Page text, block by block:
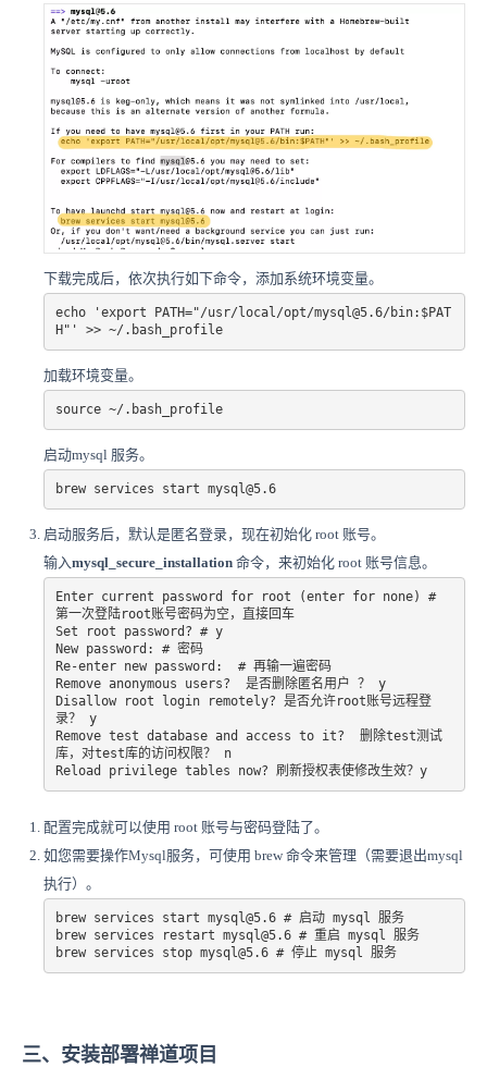
下载完成后，依次执行如下命令，添加系统环境变量。
echo 'export PATH="/usr/local/opt/mysql@5.6/bin:$PAT
H"' >> ~/.bash_profile
加载环境变量。
source ~/.bash_profile
启动mysql 服务。
brew services start mysql@5.6
启动服务后，默认是匿名登录，现在初始化 root 账号。
输入mysql_secure_installation 命令，来初始化 root 账号信息。
Enter current password for root (enter for none) #
第一次登陆root账号密码为空，直接回车
Set root password? # y
New password: # 密码
Re-enter new password:  # 再输一遍密码
Remove anonymous users?  是否删除匿名用户 ？ y
Disallow root login remotely? 是否允许root账号远程登
录？ y
Remove test database and access to it?  删除test测试
库，对test库的访问权限？ n
Reload privilege tables now? 刷新授权表使修改生效？y
配置完成就可以使用 root 账号与密码登陆了。
如您需要操作Mysql服务，可使用 brew 命令来管理（需要退出mysql
执行）。
brew services start mysql@5.6 # 启动 mysql 服务
brew services restart mysql@5.6 # 重启 mysql 服务
brew services stop mysql@5.6 # 停止 mysql 服务
三、安装部署禅道项目